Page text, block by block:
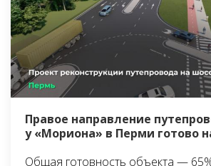
Правое направление
у «Мориона» в Перми готово
Общая готовность объекта —